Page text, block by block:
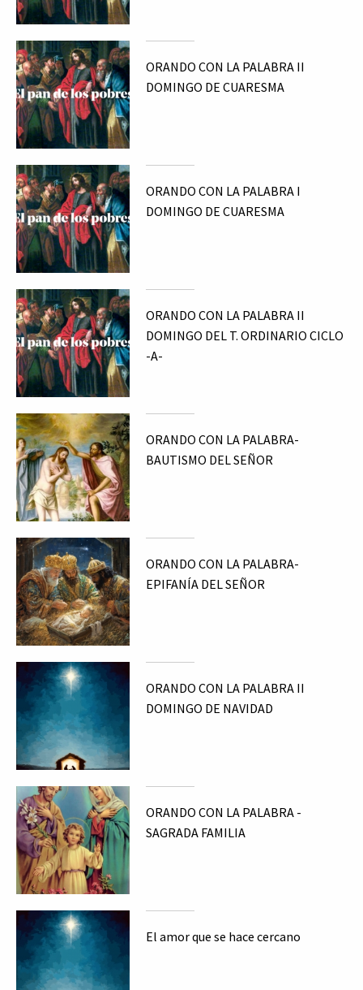
ORANDO CON LA PALABRA II
DOMINGO DE CUARESMA
ORANDO CON LA PALABRA I
DOMINGO DE CUARESMA
ORANDO CON LA PALABRA II
DOMINGO DEL T. ORDINARIO CICLO
-A-
ORANDO CON LA PALABRA-
BAUTISMO DEL SEÑOR
ORANDO CON LA PALABRA-
EPIFANÍA DEL SEÑOR
ORANDO CON LA PALABRA II
DOMINGO DE NAVIDAD
ORANDO CON LA PALABRA -
SAGRADA FAMILIA
El amor que se hace cercano